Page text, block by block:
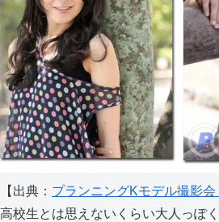
【出典： プランニングKモデル撮影会
高校生とは思えないくらい大人っぽ